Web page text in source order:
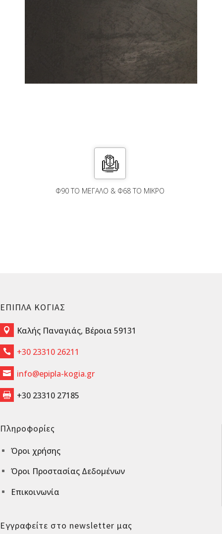
Φ90 ΤΟ ΜΕΓΆΛΟ & Φ68 ΤΟ ΜΙΚΡΌ
ΕΠΙΠΛΑ ΚΟΓΙΑΣ
 Καλής Παναγιάς, Βέροια 59131
 +30 23310 26211
 info@epipla-kogia.gr
 +30 23310 27185
Πληροφορίες
^ Όροι χρήσης
^ Όροι Προστασίας Δεδομένων
^ Επικοινωνία
Εγγραφείτε στο newsletter μας